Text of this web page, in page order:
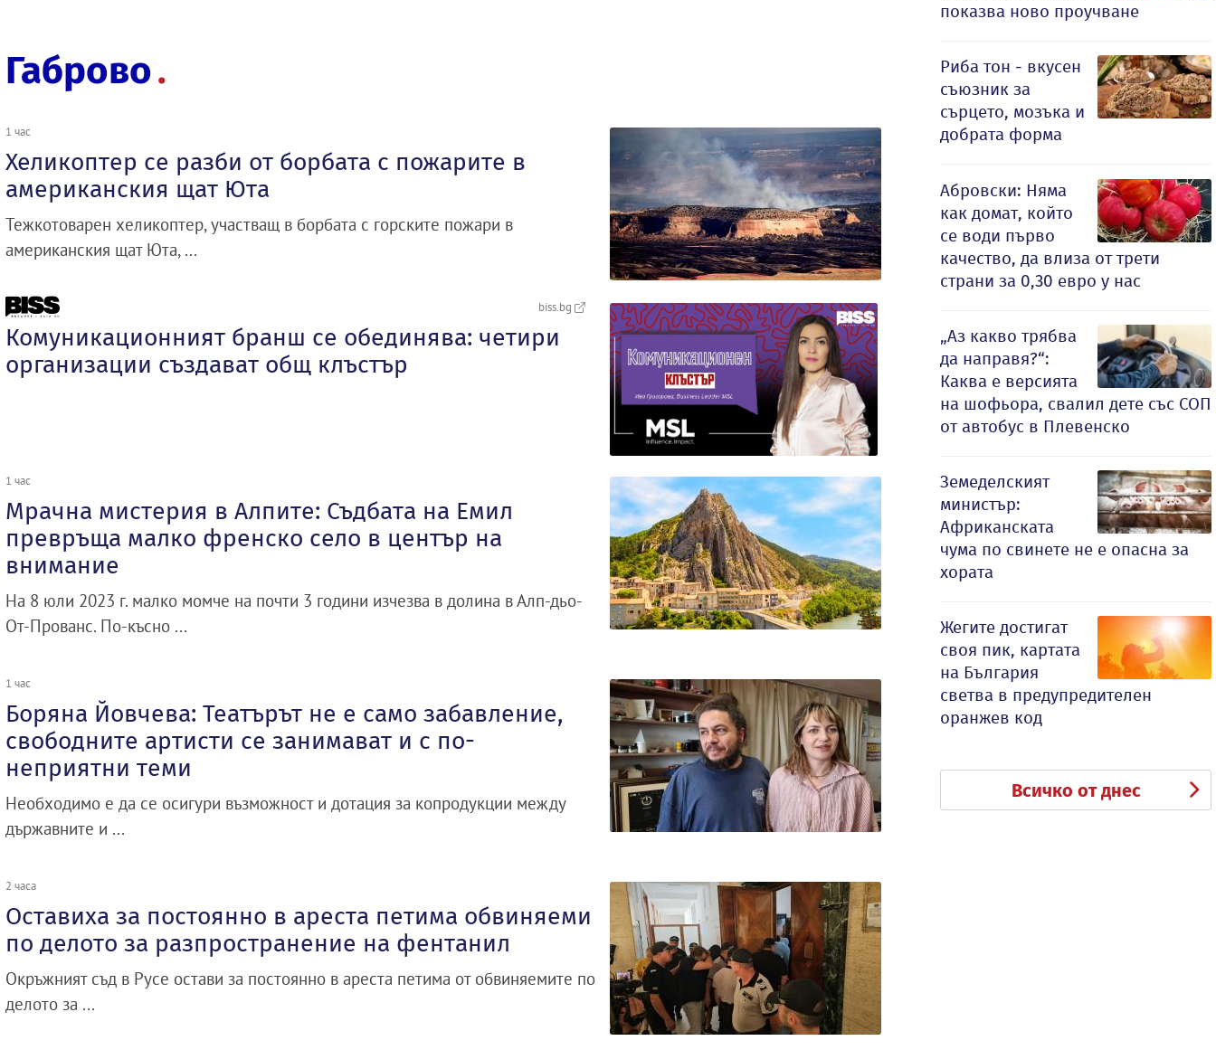
Габрово
1 час
Хеликоптер се разби от борбата с пожарите в
американския щат Юта
Тежкотоварен хеликоптер, участващ в борбата с горските пожари в
американския щат Юта, ...
biss.bg
Комуникационният бранш се обединява: четири
организации създават общ клъстър
1 час
Мрачна мистерия в Алпите: Съдбата на Емил
превръща малко френско село в център на
внимание
На 8 юли 2023 г. малко момче на почти 3 години изчезва в долина в Алп-дьо-
От-Прованс. По-късно ...
1 час
Боряна Йовчева: Театърът не е само забавление,
свободните артисти се занимават и с по-
неприятни теми
Необходимо е да се осигури възможност и дотация за копродукции между
държавните и ...
2 часа
Оставиха за постоянно в ареста петима обвиняеми
по делото за разпространение на фентанил
Окръжният съд в Русе остави за постоянно в ареста петима от обвиняемите по
делото за ...
показва ново проучване
Риба тон - вкусен
съюзник за
сърцето, мозъка и
добрата форма
Абровски: Няма
как домат, който
се води първо
качество, да влиза от трети
страни за 0,30 евро у нас
„Аз какво трябва
да направя?“:
Каква е версията
на шофьора, свалил дете със СОП
от автобус в Плевенско
Земеделският
министър:
Африканската
чума по свинете не е опасна за
хората
Жегите достигат
своя пик, картата
на България
светва в предупредителен
оранжев код
Всичко от днес